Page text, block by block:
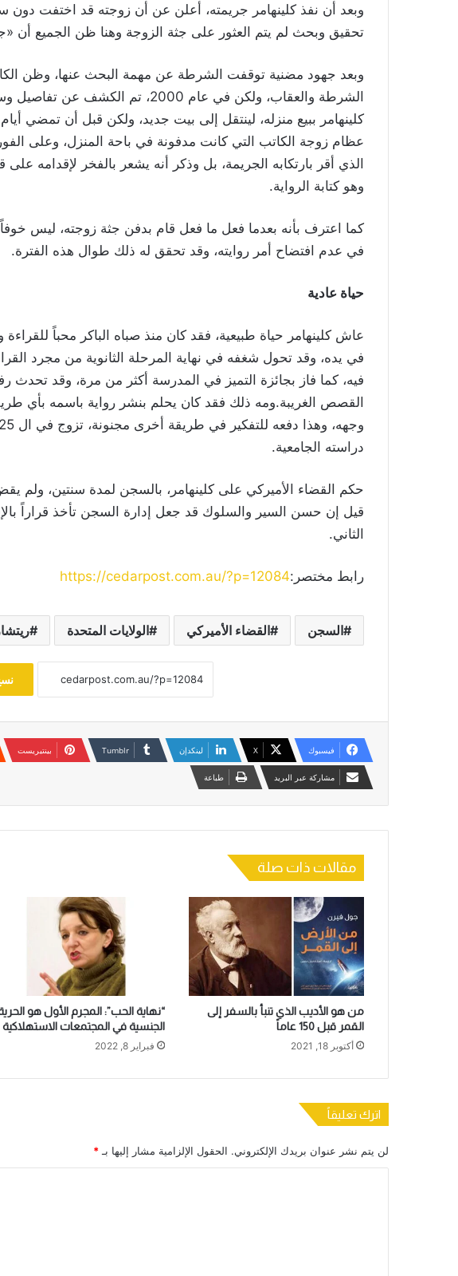
وبعد أن نفذ كلينهامر جريمته، أعلن عن أن زوجته قد اختفت دون
تحقيق وبحث لم يتم العثور على جثة الزوجة وهنا ظن الجميع أن
وبعد جهود مضنية توقفت الشرطة عن مهمة البحث عنها، وظن
كلينهامر ببيع منزله، لينتقل إلى بيت جديد، ولكن قبل أن تمضي
عظام زوجة الكاتب التي كانت مدفونة في باحة المنزل، وعلى
الذي أقر بارتكابه الجريمة، بل وذكر أنه يشعر بالفخر لإقدامه
وهو كتابة الرواية.
كما اعترف بأنه بعدما فعل ما فعل قام بدفن جثة زوجته، ليس
في عدم افتضاح أمر روايته، وقد تحقق له ذلك طوال هذه الفترة.
حياة عادية
عاش كلينهامر حياة طبيعية، فقد كان منذ صباه الباكر محباً
في يده، وقد تحول شغفه في نهاية المرحلة الثانوية من مجرد
فيه، كما فاز بجائزة التميز في المدرسة أكثر من مرة، وقد تحدث
القصص الغريبة.ومه ذلك فقد كان يحلم بنشر رواية باسمه بأي
دراسته الجامعية.
قيل إن حسن السير والسلوك قد جعل إدارة السجن تأخذ قراراً
الثاني.
رابط مختصر:https://cedarpost.com.au/?p=12084
السجن القضاء الأميركي الولايات المتحدة
فيسبوك ‫X لينكدإن بينتيريست
مشاركة عبر البريد طباعة
مقالات ذات صلة
من هو الأديب الذي تنبأ بالسفر إلى
القمر قبل 150 عاماً
أكتوبر 18, 2021
“نهاية الحب”: المجرم الأول هو
الجنسية في المجتمعات الاستهلاكية
فبراير 8, 2022
اترك تعليقاً
لن يتم نشر عنوان بريدك الإلكتروني. الحقول الإلزامية مشار إليها بـ *